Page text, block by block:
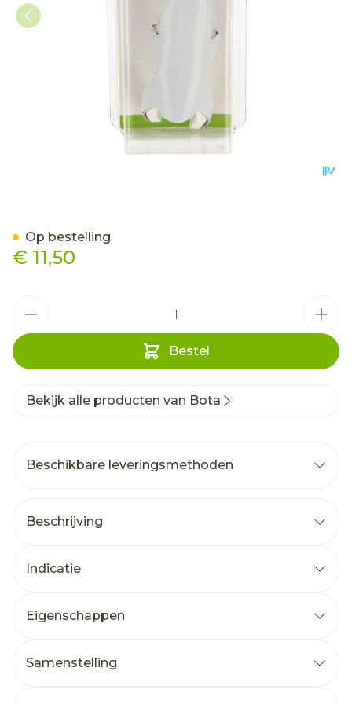
€ 11,50
Bestel
Op bestelling
Bekijk alle producten van Bota
Beschikbare leveringsmethoden
Beschrijving
Indicatie
Eigenschappen
Samenstelling